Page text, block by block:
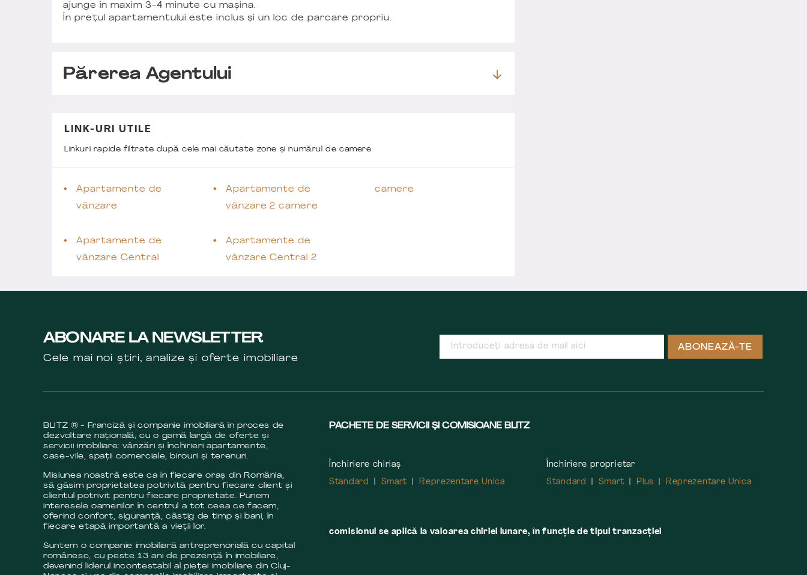
ajunge în maxim 3-4 minute cu mașina.
În prețul apartamentului este inclus și un loc de parcare propriu.
Părerea Agentului
LINK-URI UTILE
Linkuri rapide filtrate după cele mai căutate zone și numărul de camere
Apartamente de
vânzare
Apartamente de
vânzare Central
Apartamente de
vânzare 2 camere
Apartamente de
vânzare Central 2
camere
ABONARE LA NEWSLETTER
Cele mai noi știri, analize și oferte imobiliare
ABONEAZĂ-TE
BLITZ ® - Franciză și companie imobiliară în proces de
dezvoltare națională, cu o gamă largă de oferte și
servicii imobiliare: vânzări și închirieri apartamente,
case-vile, spații comerciale, birouri și terenuri.
Misiunea noastră este ca în fiecare oraș din România,
să găsim proprietatea potrivită pentru fiecare client și
clientul potrivit pentru fiecare proprietate. Punem
interesele oamenilor în centrul a tot ceea ce facem,
oferind confort, siguranță, câstig de timp și bani, în
fiecare etapă importantă a vieții lor.
Suntem o companie imobiliară antreprenorială cu capital
românesc, cu peste 13 ani de prezență în imobiliare,
devenind liderul incontestabil al pieței imobiliare din Cluj-
PACHETE DE SERVICII ȘI COMISIOANE BLITZ
Închiriere chiriaș
Standard
Smart Reprezentare Unica
Închiriere proprietar
Standard
Smart Plus Reprezentare Unica
comisionul se aplică la valoarea chiriei lunare, în funcție de tipul tranzacției